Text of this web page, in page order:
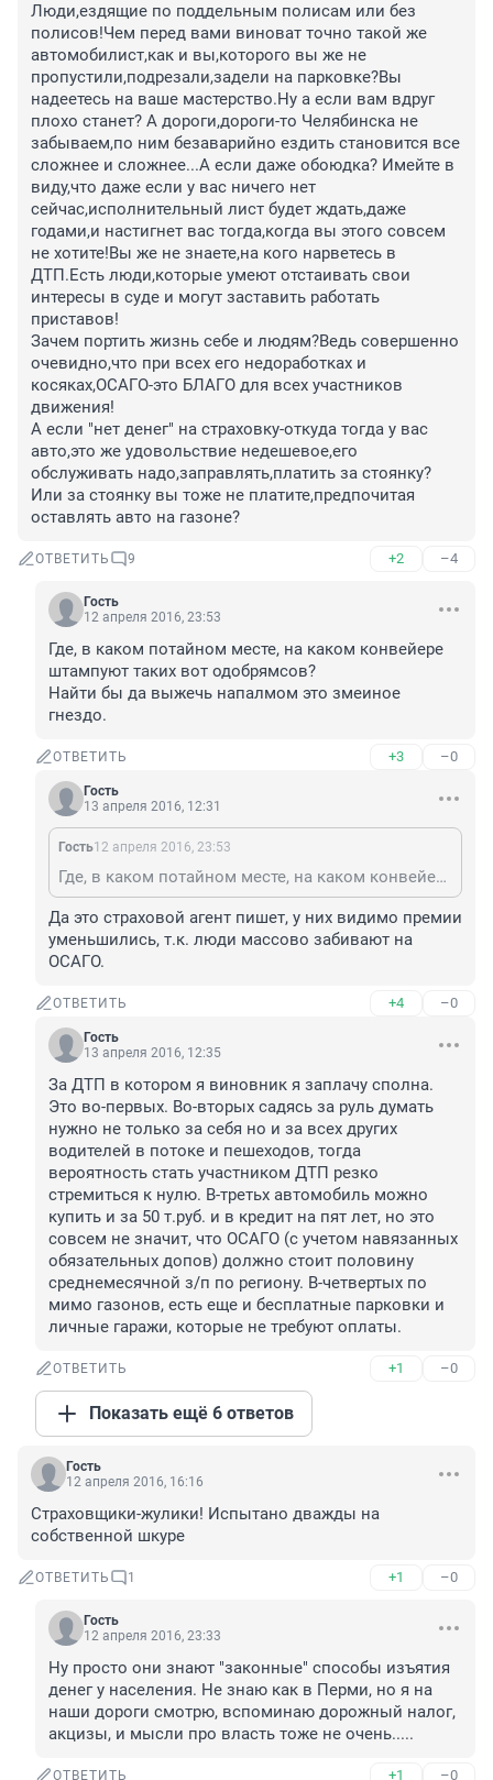
Люди,ездящие по поддельным полисам или без
полисов!Чем перед вами виноват точно такой же
автомобилист,как и вы,которого вы же не
пропустили,подрезали,задели на парковке?Вы
надеетесь на ваше мастерство.Ну а если вам вдруг
плохо станет? А дороги,дороги-то Челябинска не
забываем,по ним безаварийно ездить становится все
сложнее и сложнее...А если даже обоюдка? Имейте в
виду,что даже если у вас ничего нет
сейчас,исполнительный лист будет ждать,даже
годами,и настигнет вас тогда,когда вы этого совсем
не хотите!Вы же не знаете,на кого нарветесь в
ДТП.Есть люди,которые умеют отстаивать свои
интересы в суде и могут заставить работать
приставов!
Зачем портить жизнь себе и людям?Ведь совершенно
очевидно,что при всех его недоработках и
косяках,ОСАГО-это БЛАГО для всех участников
движения!
А если "нет денег" на страховку-откуда тогда у вас
авто,это же удовольствие недешевое,его
обслуживать надо,заправлять,платить за стоянку?
Или за стоянку вы тоже не платите,предпочитая
оставлять авто на газоне?
ОТВЕТИТЬ 9 +2 –4
Гость
12 апреля 2016, 23:53
Где, в каком потайном месте, на каком конвейере
штампуют таких вот одобрямсов?
Найти бы да выжечь напалмом это змеиное
гнездо.
ОТВЕТИТЬ +3 –0
Гость
13 апреля 2016, 12:31
Гость12 апреля 2016, 23:53
Где, в каком потайном месте, на каком конвейере штампуют таких вот одобрямсов? Найти бы да выжечь напалмом это змеиное гнездо.
Да это страховой агент пишет, у них видимо премии
уменьшились, т.к. люди массово забивают на
ОСАГО.
ОТВЕТИТЬ +4 –0
Гость
13 апреля 2016, 12:35
За ДТП в котором я виновник я заплачу сполна.
Это во-первых. Во-вторых садясь за руль думать
нужно не только за себя но и за всех других
водителей в потоке и пешеходов, тогда
вероятность стать участником ДТП резко
стремиться к нулю. В-третьх автомобиль можно
купить и за 50 т.руб. и в кредит на пят лет, но это
совсем не значит, что ОСАГО (с учетом навязанных
обязательных допов) должно стоит половину
среднемесячной з/п по региону. В-четвертых по
мимо газонов, есть еще и бесплатные парковки и
личные гаражи, которые не требуют оплаты.
ОТВЕТИТЬ +1 –0
Показать ещё 6 ответов
Гость
12 апреля 2016, 16:16
Страховщики-жулики! Испытано дважды на
собственной шкуре
ОТВЕТИТЬ 1 +1 –0
Гость
12 апреля 2016, 23:33
Ну просто они знают "законные" способы изъятия
денег у населения. Не знаю как в Перми, но я на
наши дороги смотрю, вспоминаю дорожный налог,
акцизы, и мысли про власть тоже не очень.....
ОТВЕТИТЬ +1 –0